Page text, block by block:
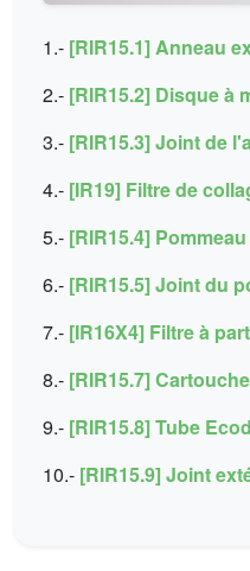
1.- [RIR15.1] Anneau
2.- [RIR15.2] Disque à
3.- [RIR15.3] Joint de
4.- [IR19] Filtre de
5.- [RIR15.4]
6.- [RIR15.5] Joint du
7.- [IR16X4] Filtre à
8.- [RIR15.7]
9.- [RIR15.8] Tube
10.- [RIR15.9] Joint